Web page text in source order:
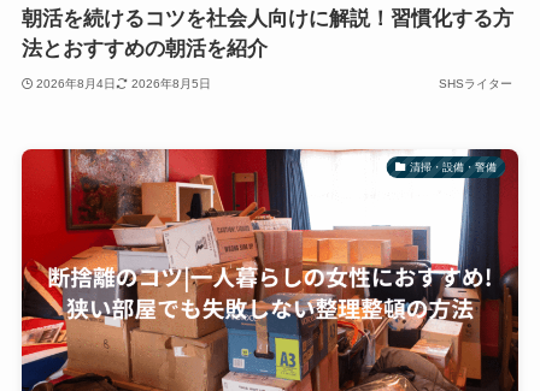
朝活を続けるコツを社会人向けに解説！習慣化する方
法とおすすめの朝活を紹介
2026年8月4日 2026年8月5日 SHSライター
清掃・設備・警備